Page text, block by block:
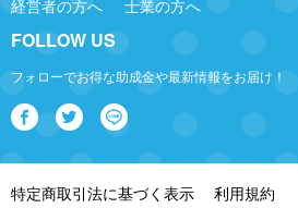
経営者の方へ
士業の方へ
FOLLOW US
フォローでお得な助成金や最新情報をお届け！
特定商取引法に基づく表示 利用規約